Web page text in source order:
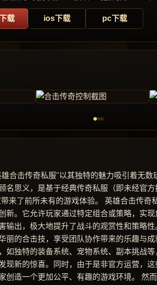
载 ios下载 pc下载
合击传奇私服"以其独特的魅力吸引着无
名思义，是基于经典传奇私服（即未经官
来了前所未有的游戏体验。 英雄合击传奇
新。它允许玩家通过特定组合或策略，实
输出，极大地提升了战斗的观赏性和策略
丽的合击技，享受团队协作带来的乐趣与
如独特的装备系统、宠物系统、副本挑战
现新的惊喜。同时，由于是非官方运营，
创造一个更加公平、有趣的游戏环境。 然